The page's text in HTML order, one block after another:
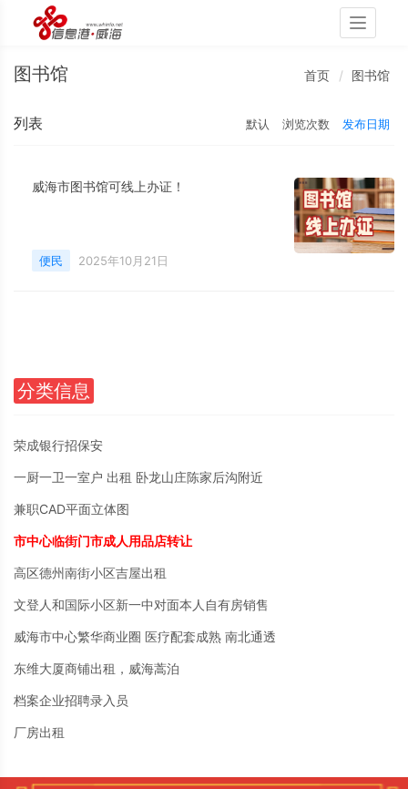
Toggle
图书馆 首页 图书馆
列表 默认 浏览次数 发布日期
威海市图书馆可线上办证！
便民 2025年10月21日
分类信息
荣成银行招保安
一厨一卫一室户 出租 卧龙山庄陈家后沟附近
兼职CAD平面立体图
市中心临街门市成人用品店转让
高区德州南街小区吉屋出租
文登人和国际小区新一中对面本人自有房销售
威海市中心繁华商业圈 医疗配套成熟 南北通透
东维大厦商铺出租，威海蒿泊
档案企业招聘录入员
厂房出租